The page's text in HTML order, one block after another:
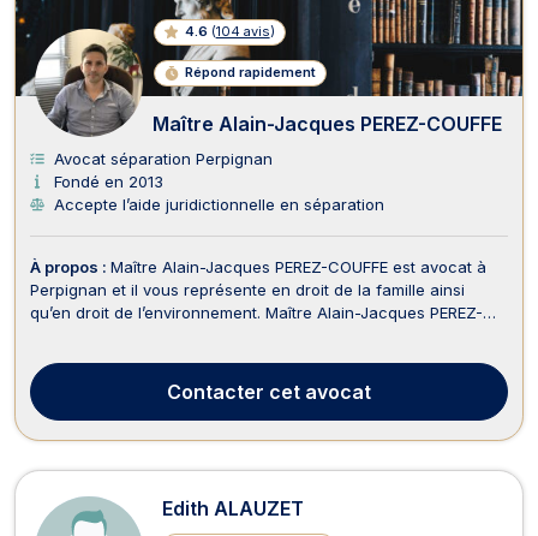
4.6 (104 avis)
Répond rapidement
Maître Alain-Jacques PEREZ-COUFFE
Avocat séparation Perpignan
Fondé en 2013
Accepte l’aide juridictionnelle en séparation
À propos : Maître Alain-Jacques PEREZ-COUFFE est avocat à
Perpignan et il vous représente en droit de la famille ainsi
qu’en droit de l’environnement. Maître Alain-Jacques PEREZ-
aider pour le règlement des problém...
Contacter cet avocat
Edith ALAUZET